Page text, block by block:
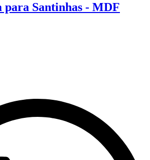
para Santinhas - MDF